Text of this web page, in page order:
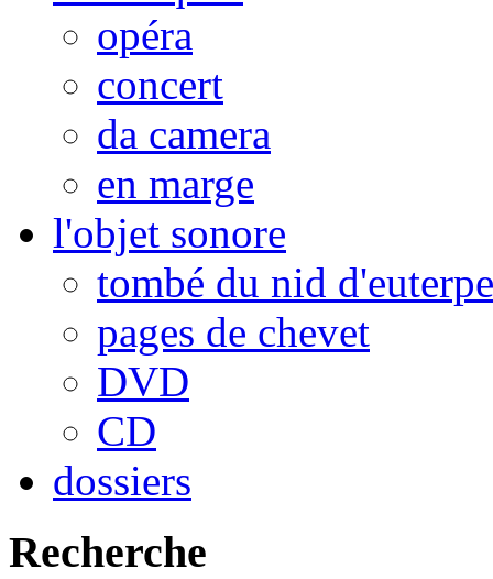
opéra
concert
da camera
en marge
l'objet sonore
tombé du nid d'euterpe
pages de chevet
DVD
CD
dossiers
Recherche